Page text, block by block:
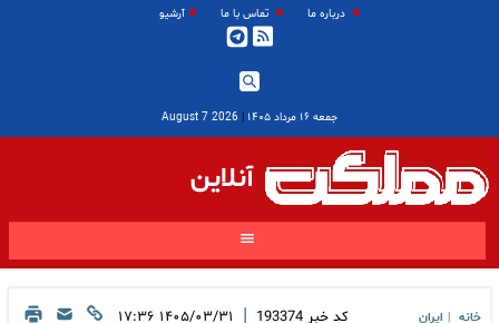
درباره ما تماس با ما آرشیو
جمعه ۱۶ مرداد ۱۴۰۵ |
2026 August 7
آنلاین
خانه ایران کد خبر 193374
| ۱۴۰۵/۰۳/۳۱ ۱۷:۳۶